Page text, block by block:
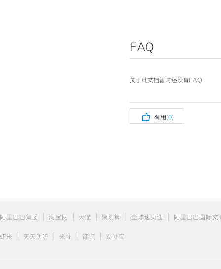
FAQ
关于此文档暂时还没有FAQ
 有用(0)
阿里巴巴集团 淘宝网 天猫 聚划算 全球速卖通 阿里巴巴国际交
虾米 天天动听 来往 钉钉 支付宝